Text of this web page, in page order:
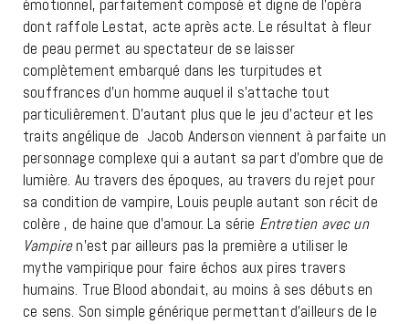
émotionnel, parfaitement composé et digne de l’opéra
dont raffole Lestat, acte après acte. Le résultat à fleur
de peau permet au spectateur de se laisser
complètement embarqué dans les turpitudes et
souffrances d’un homme auquel il s’attache tout
particulièrement. D’autant plus que le jeu d’acteur et les
traits angélique de Jacob Anderson viennent à parfaite un
personnage complexe qui a autant sa part d’ombre que de
lumière. Au travers des époques, au travers du rejet pour
sa condition de vampire, Louis peuple autant son récit de
colère , de haine que d’amour. La série Entretien avec un
Vampiren’est par ailleurs pas la première a utiliser le
mythe vampirique pour faire échos aux pires travers
humains. True Blood abondait, au moins à ses débuts en
ce sens. Son simple générique permettant d’ailleurs de le